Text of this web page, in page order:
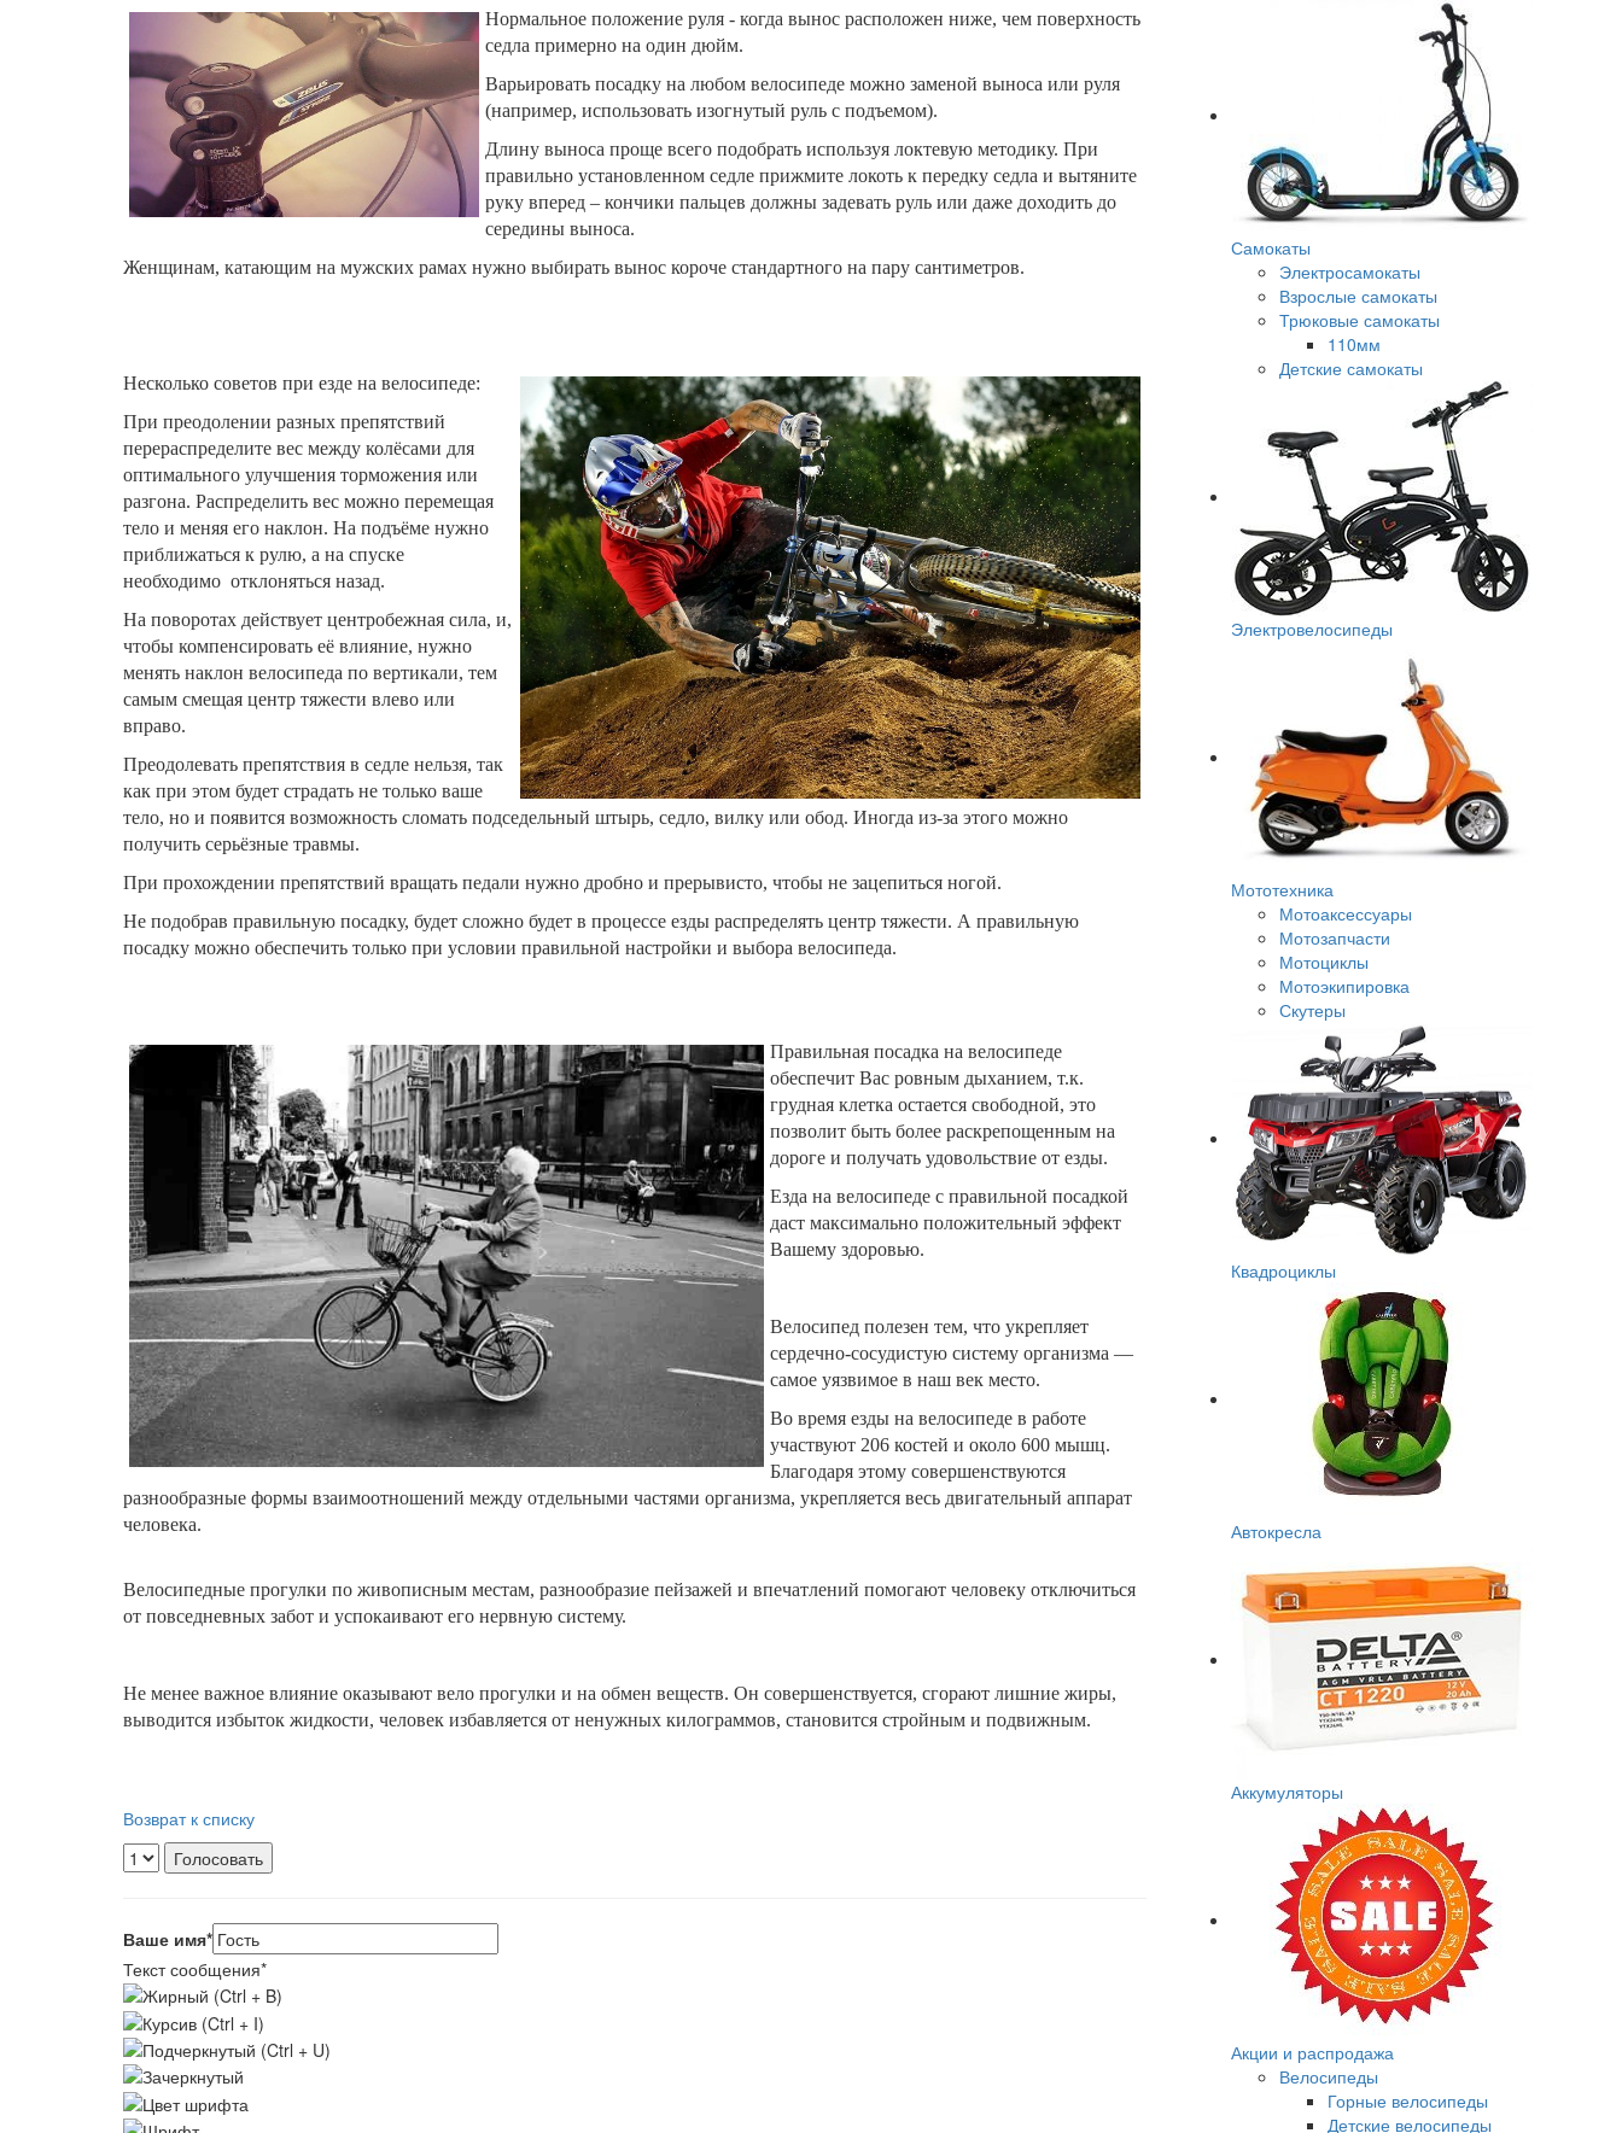
Нормальное положение руля - когда вынос расположен ниже, чем поверхность
седла примерно на один дюйм.
Варьировать посадку на любом велосипеде можно заменой выноса или руля
(например, использовать изогнутый руль с подъемом).
Длину выноса проще всего подобрать используя локтевую методику. При
правильно установленном седле прижмите локоть к передку седла и вытяните
руку вперед – кончики пальцев должны задевать руль или даже доходить до
середины выноса.
Женщинам, катающим на мужских рамах нужно выбирать вынос короче стандартного на пару сантиметров.
Несколько советов при езде на велосипеде:
При преодолении разных препятствий
перераспределите вес между колёсами для
оптимального улучшения торможения или
разгона. Распределить вес можно перемещая
тело и меняя его наклон. На подъёме нужно
приближаться к рулю, а на спуске
необходимо отклоняться назад.
На поворотах действует центробежная сила, и,
чтобы компенсировать её влияние, нужно
менять наклон велосипеда по вертикали, тем
самым смещая центр тяжести влево или
вправо.
Преодолевать препятствия в седле нельзя, так
как при этом будет страдать не только ваше
тело, но и появится возможность сломать подседельный штырь, седло, вилку или обод. Иногда из-за этого можно
получить серьёзные травмы.
При прохождении препятствий вращать педали нужно дробно и прерывисто, чтобы не зацепиться ногой.
Не подобрав правильную посадку, будет сложно будет в процессе езды распределять центр тяжести. А правильную
посадку можно обеспечить только при условии правильной настройки и выбора велосипеда.
Правильная посадка на велосипеде
обеспечит Вас ровным дыханием, т.к.
грудная клетка остается свободной, это
позволит быть более раскрепощенным на
дороге и получать удовольствие от езды.
Езда на велосипеде с правильной посадкой
даст максимально положительный эффект
Вашему здоровью.
Велосипед полезен тем, что укрепляет
сердечно-сосудистую систему организма —
самое уязвимое в наш век место.
Во время езды на велосипеде в работе
участвуют 206 костей и около 600 мышц.
Благодаря этому совершенствуются
разнообразные формы взаимоотношений между отдельными частями организма, укрепляется весь двигательный аппарат
человека.
Велосипедные прогулки по живописным местам, разнообразие пейзажей и впечатлений помогают человеку отключиться
от повседневных забот и успокаивают его нервную систему.
Не менее важное влияние оказывают вело прогулки и на обмен веществ. Он совершенствуется, сгорают лишние жиры,
выводится избыток жидкости, человек избавляется от ненужных килограммов, становится стройным и подвижным.
Возврат к списку
Ваше имя*
Текст сообщения*
Самокаты
Электросамокаты
Взрослые самокаты
Трюковые самокаты
110мм
Детские самокаты
Электровелосипеды
Мототехника
Мотоаксессуары
Мотозапчасти
Мотоциклы
Мотоэкипировка
Скутеры
Квадроциклы
Автокресла
Аккумуляторы
Акции и распродажа
Велосипеды
Горные велосипеды
Детские велосипеды